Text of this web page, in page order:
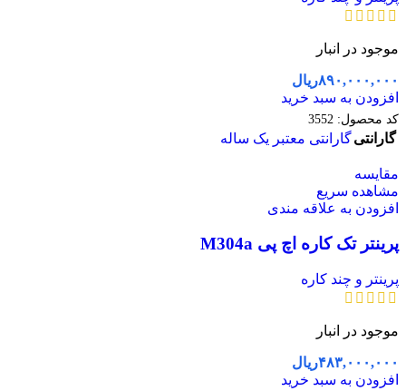
موجود در انبار
۸۹۰,۰۰۰,۰۰۰ریال
افزودن به سبد خرید
کد محصول: 3552
گارانتیگارانتی معتبر یک ساله
مقایسه
مشاهده سریع
افزودن به علاقه مندی
پرینتر تک کاره اچ پی M304a
پرینتر و چند کاره
موجود در انبار
۴۸۳,۰۰۰,۰۰۰ریال
افزودن به سبد خرید